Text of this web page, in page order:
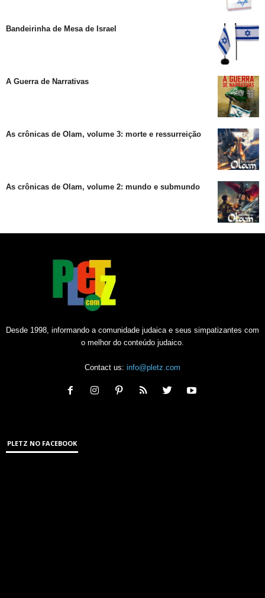
Bandeirinha de Mesa de Israel
A Guerra de Narrativas
As crônicas de Olam, volume 3: morte e ressurreição
As crônicas de Olam, volume 2: mundo e submundo
Desde 1998, informando a comunidade judaica e seus simpatizantes com
o melhor do conteúdo judaico.
Contact us: info@pletz.com
PLETZ NO FACEBOOK